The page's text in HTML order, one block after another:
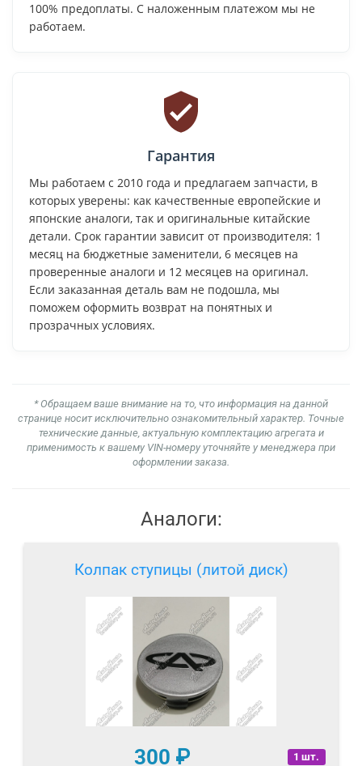
100% предоплаты. С наложенным платежом мы не
работаем.
Гарантия
Мы работаем с 2010 года и предлагаем запчасти, в
которых уверены: как качественные европейские и
японские аналоги, так и оригинальные китайские
детали. Срок гарантии зависит от производителя: 1
месяц на бюджетные заменители, 6 месяцев на
проверенные аналоги и 12 месяцев на оригинал.
Если заказанная деталь вам не подошла, мы
поможем оформить возврат на понятных и
прозрачных условиях.
* Обращаем ваше внимание на то, что информация на данной
странице носит исключительно ознакомительный характер. Точные
технические данные, актуальную комплектацию агрегата и
применимость к вашему VIN-номеру уточняйте у менеджера при
оформлении заказа.
Аналоги:
Колпак ступицы (литой диск)
1 шт.
300 ₽